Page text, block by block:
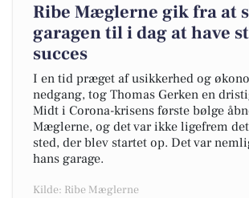
Ribe Mæglerne gik fra at
garagen til i dag at have
succes
I en tid præget af usikkerhed og
nedgang, tog Thomas Gerken en
Midt i Corona-krisens første bølge
Mæglerne, og det var ikke ligefrem
sted, der blev startet op. Det var
hans garage.
Kilde: Ribe Mæglerne